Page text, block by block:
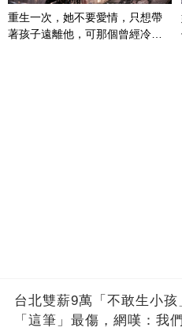
重生一次，她不要愛情，只想帶
著孩子遠離他，可那個曾經冷漠
台北雙薪9萬「不敢生小
「這筆」最傷，網嘆：我